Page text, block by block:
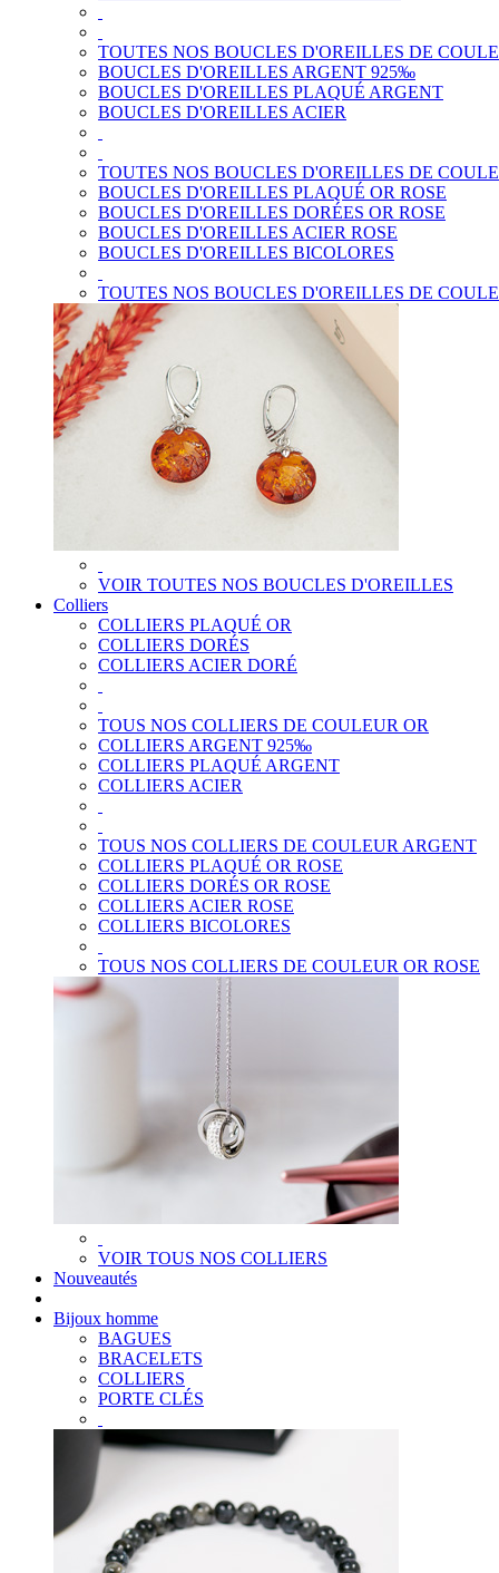
TOUTES NOS BOUCLES D'OREILLES DE
BOUCLES D'OREILLES ARGENT 925‰
BOUCLES D'OREILLES PLAQUÉ ARGENT
BOUCLES D'OREILLES ACIER
TOUTES NOS BOUCLES D'OREILLES DE
BOUCLES D'OREILLES PLAQUÉ OR ROSE
BOUCLES D'OREILLES DORÉES OR ROSE
BOUCLES D'OREILLES ACIER ROSE
BOUCLES D'OREILLES BICOLORES
TOUTES NOS BOUCLES D'OREILLES DE
VOIR TOUTES NOS BOUCLES D'OREILLES
Colliers
COLLIERS PLAQUÉ OR
COLLIERS DORÉS
COLLIERS ACIER DORÉ
TOUS NOS COLLIERS DE COULEUR OR
COLLIERS ARGENT 925‰
COLLIERS PLAQUÉ ARGENT
COLLIERS ACIER
TOUS NOS COLLIERS DE COULEUR ARGENT
COLLIERS PLAQUÉ OR ROSE
COLLIERS DORÉS OR ROSE
COLLIERS ACIER ROSE
COLLIERS BICOLORES
TOUS NOS COLLIERS DE COULEUR OR ROSE
VOIR TOUS NOS COLLIERS
Nouveautés
Bijoux homme
BAGUES
BRACELETS
COLLIERS
PORTE CLÉS